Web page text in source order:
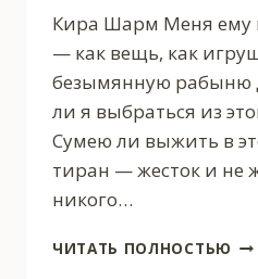
Кира Шарм Меня ему
— как вещь, как
безымянную рабыню
ли я выбраться из
Сумею ли выжить в
тиран — жесток и не
никого…
ЧИТАТЬ ПОЛНОСТЬЮ